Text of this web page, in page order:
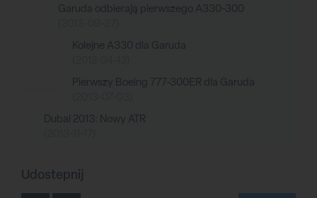
Garuda odbierają pierwszego A330-300
Kolejne A330 dla Garuda
Pierwszy Boeing 777-300ER dla Garuda
Dubai 2013: Nowy ATR
Udostepnij